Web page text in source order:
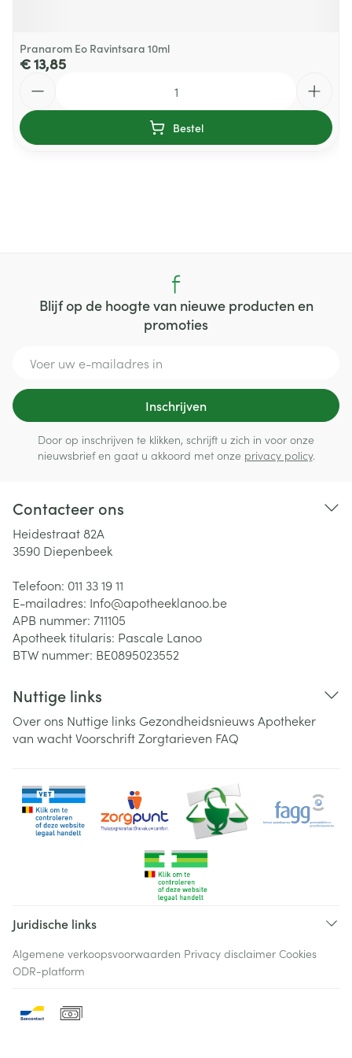
Pranarom Eo Ravintsara 10ml
€ 13,85
Bestel
Blijf op de hoogte van nieuwe producten en
promoties
Inschrijven
Door op inschrijven te klikken, schrijft u zich in voor onze
nieuwsbrief en gaat u akkoord met onze privacy policy.
Contacteer ons
Heidestraat 82A
3590 Diepenbeek
Telefoon: 011 33 19 11
E-mailadres: Info@apotheeklanoo.be
APB nummer: 711105
Apotheek titularis: Pascale Lanoo
BTW nummer: BE0895023552
Nuttige links
Over ons Nuttige links Gezondheidsnieuws Apotheker
van wachtVoorschriftZorgtarieven FAQ
Juridische links
Algemene verkoopsvoorwaarden Privacy disclaimer Cookies
ODR-platform